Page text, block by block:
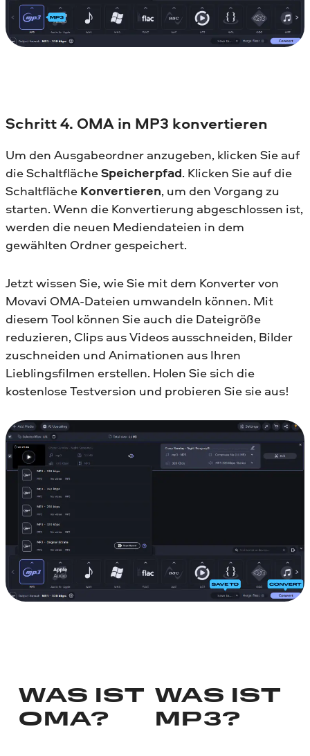
Schritt 4. OMA in MP3 konvertieren
Um den Ausgabeordner anzugeben, klicken Sie auf
die SchaltflächeSpeicherpfad. Klicken Sie auf die
Schaltfläche Konvertieren, um den Vorgang zu
starten. Wenn die Konvertierung abgeschlossen ist,
werden die neuen Mediendateien in dem
gewählten Ordner gespeichert.
Jetzt wissen Sie, wie Sie mit dem Konverter von
Movavi OMA-Dateien umwandeln können. Mit
diesem Tool können Sie auch die Dateigröße
reduzieren, Clips aus Videos ausschneiden, Bilder
zuschneiden und Animationen aus Ihren
Lieblingsfilmen erstellen. Holen Sie sich die
kostenlose Testversion und probieren Sie sie aus!
WAS IST
OMA?
WAS IST
MP3?